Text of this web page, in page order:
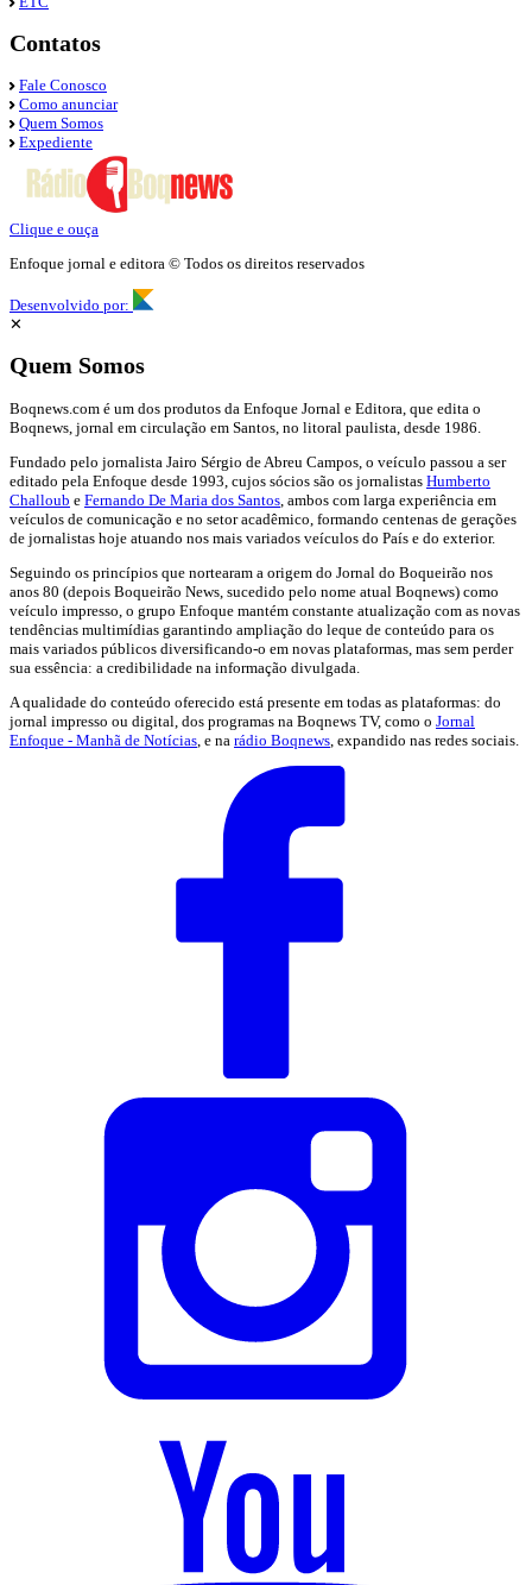
Contatos
Fale Conosco
Como anunciar
Quem Somos
Expediente
Clique e ouça
Enfoque jornal e editora © Todos os direitos reservados
Desenvolvido por:
✕
Quem Somos
Boqnews.com é um dos produtos da Enfoque Jornal e Editora, que edita o
Boqnews, jornal em circulação em Santos, no litoral paulista, desde 1986.
Fundado pelo jornalista Jairo Sérgio de Abreu Campos, o veículo passou a ser
editado pela Enfoque desde 1993, cujos sócios são os jornalistas Humberto
Challoub e Fernando De Maria dos Santos , ambos com larga experiência em
veículos de comunicação e no setor acadêmico, formando centenas de gerações
de jornalistas hoje atuando nos mais variados veículos do País e do exterior.
Seguindo os princípios que nortearam a origem do Jornal do Boqueirão nos
anos 80 (depois Boqueirão News, sucedido pelo nome atual Boqnews) como
veículo impresso, o grupo Enfoque mantém constante atualização com as novas
tendências multimídias garantindo ampliação do leque de conteúdo para os
mais variados públicos diversificando-o em novas plataformas, mas sem perder
sua essência: a credibilidade na informação divulgada.
A qualidade do conteúdo oferecido está presente em todas as plataformas: do
jornal impresso ou digital, dos programas na Boqnews TV, como o Jornal
Enfoque - Manhã de Notícias , e na rádio Boqnews , expandido nas redes sociais.